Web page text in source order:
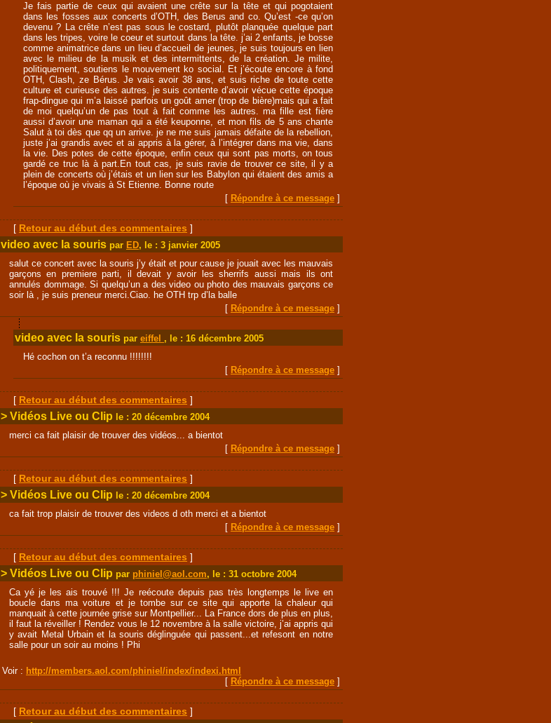
Je fais partie de ceux qui avaient une crête sur la tête et qui pogotaient
dans les fosses aux concerts d’OTH, des Berus and co. Qu’est -ce qu’on
devenu ? La crête n’est pas sous le costard, plutôt planquée quelque part
dans les tripes, voire le coeur et surtout dans la tête. j’ai 2 enfants, je bosse
comme animatrice dans un lieu d’accueil de jeunes, je suis toujours en lien
avec le milieu de la musik et des intermittents, de la création. Je milite,
politiquement, soutiens le mouvement ko social. Et j’écoute encore à fond
OTH, Clash, ze Bérus. Je vais avoir 38 ans, et suis riche de toute cette
culture et curieuse des autres. je suis contente d’avoir vécue cette époque
frap-dingue qui m’a laissé parfois un goût amer (trop de bière)mais qui a fait
de moi quelqu’un de pas tout à fait comme les autres. ma fille est fière
aussi d’avoir une maman qui a été keuponne, et mon fils de 5 ans chante
Salut à toi dès que qq un arrive. je ne me suis jamais défaite de la rebellion,
juste j’ai grandis avec et ai appris à la gérer, à l’intégrer dans ma vie, dans
la vie. Des potes de cette époque, enfin ceux qui sont pas morts, on tous
gardé ce truc là à part.En tout cas, je suis ravie de trouver ce site, il y a
plein de concerts où j’étais et un lien sur les Babylon qui étaient des amis a
l’époque où je vivais à St Etienne. Bonne route
[ Répondre à ce message ]
[ Retour au début des commentaires ]
video avec la souris par ED, le : 3 janvier 2005
salut ce concert avec la souris j’y était et pour cause je jouait avec les mauvais
garçons en premiere parti, il devait y avoir les sherrifs aussi mais ils ont
annulés dommage. Si quelqu’un a des video ou photo des mauvais garçons ce
soir là , je suis preneur merci.Ciao. he OTH trp d’la balle
[ Répondre à ce message ]
video avec la souris par eiffel , le : 16 décembre 2005
Hé cochon on t’a reconnu !!!!!!!!
[ Répondre à ce message ]
[ Retour au début des commentaires ]
> Vidéos Live ou Clip le : 20 décembre 2004
merci ca fait plaisir de trouver des vidéos... a bientot
[ Répondre à ce message ]
[ Retour au début des commentaires ]
> Vidéos Live ou Clip le : 20 décembre 2004
ca fait trop plaisir de trouver des videos d oth merci et a bientot
[ Répondre à ce message ]
[ Retour au début des commentaires ]
> Vidéos Live ou Clip par phiniel@aol.com, le : 31 octobre 2004
Ca yé je les ais trouvé !!! Je reécoute depuis pas très longtemps le live en
boucle dans ma voiture et je tombe sur ce site qui apporte la chaleur qui
manquait à cette journée grise sur Montpellier... La France dors de plus en plus,
il faut la réveiller ! Rendez vous le 12 novembre à la salle victoire, j’ai appris qui
y avait Metal Urbain et la souris déglinguée qui passent...et refesont en notre
salle pour un soir au moins ! Phi
Voir : http://members.aol.com/phiniel/index/indexi.html
[ Répondre à ce message ]
[ Retour au début des commentaires ]